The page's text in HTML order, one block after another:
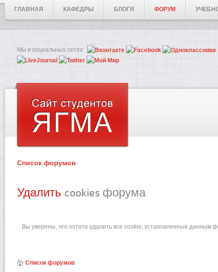
ГЛАВНАЯ КАФЕДРЫ БЛОГИ ФОРУМ
Мы в социальных сетях:
Список форумов
Удалить cookies форума
Вы уверены, что хотите удалить все cookie, установленные данным
Список форумов